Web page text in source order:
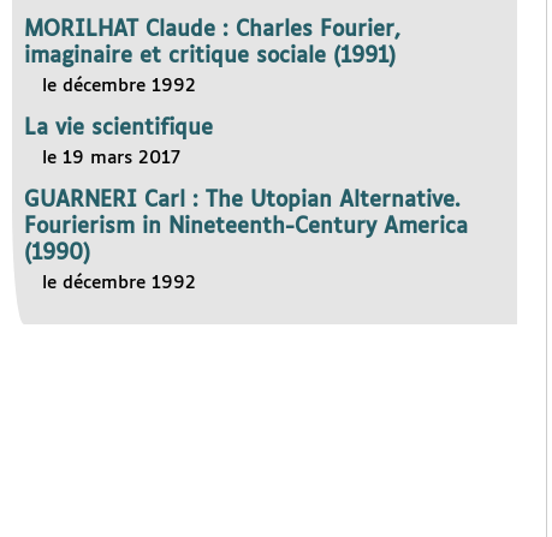
MORILHAT Claude : Charles Fourier,
imaginaire et critique sociale (1991)
le décembre 1992
La vie scientifique
le 19 mars 2017
GUARNERI Carl : The Utopian Alternative.
Fourierism in Nineteenth-Century America
(1990)
le décembre 1992